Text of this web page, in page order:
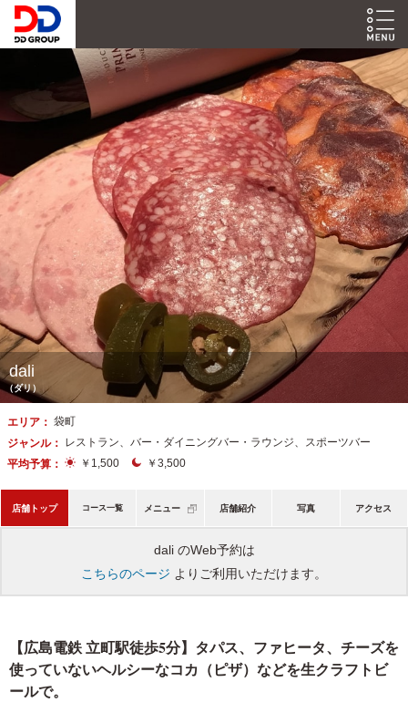
dali
（ダリ）
エリア： 袋町
ジャンル： レストラン、バー・ダイニングバー・ラウンジ、スポーツバー
平均予算：
￥1,500 ￥3,500
店舗トップ コース一覧 メニュー 店舗紹介 写真 アクセス
dali のWeb予約は
こちらのページ よりご利用いただけます。
【広島電鉄 立町駅徒歩5分】タパス、ファヒータ、チーズを
使っていないヘルシーなコカ（ピザ）などを生クラフトビ
ールで。